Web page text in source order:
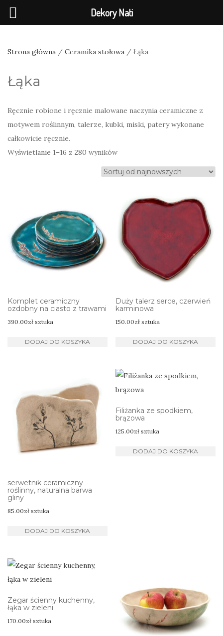
Strona główna / Ceramika stołowa / Łąka
Łąka
Ręcznie robione i ręcznie malowane naczynia ceramiczne z
motywem roślinnym, talerze, kubki, miski, patery wykonane
całkowicie ręcznie.
Wyświetlanie 1–16 z 280 wynikówPosortowane
według
najnowszych
Komplet ceramiczny
ozdobny na ciasto z trawami
390.00zł sztuka
DODAJ DO KOSZYKA
Duży talerz serce, czerwień
karminowa
150.00zł sztuka
DODAJ DO KOSZYKA
serwetnik ceramiczny
roślinny, naturalna barwa
gliny
85.00zł sztuka
DODAJ DO KOSZYKA
Filiżanka ze spodkiem,
brązowa
125.00zł sztuka
DODAJ DO KOSZYKA
Zegar ścienny kuchenny,
łąka w zieleni
170.00zł sztuka
Dekory Nati